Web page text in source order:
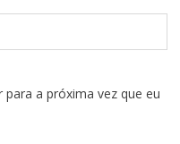
a próxima vez que eu